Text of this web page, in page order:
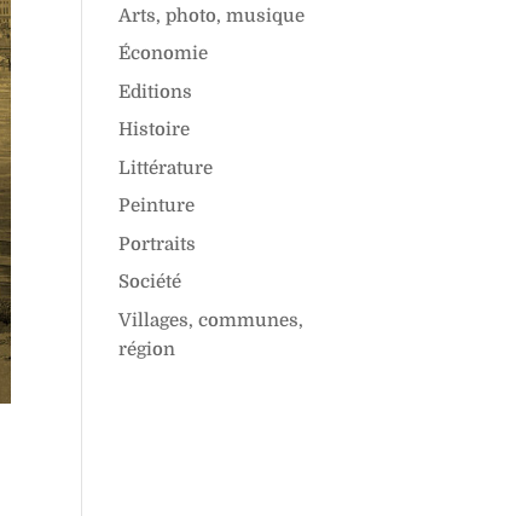
Arts, photo, musique
Économie
Editions
Histoire
Littérature
Peinture
Portraits
Société
Villages, communes,
région